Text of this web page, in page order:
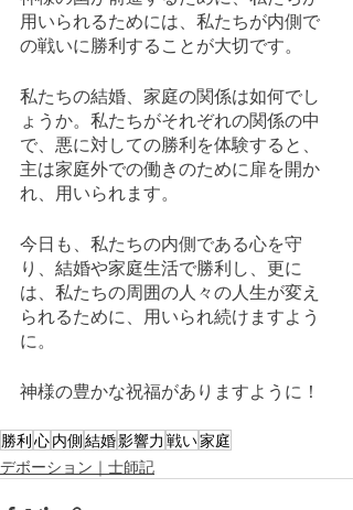
用いられるためには、私たちが内側で
の戦いに勝利することが大切です。
私たちの結婚、家庭の関係は如何でし
ょうか。私たちがそれぞれの関係の中
で、悪に対しての勝利を体験すると、
主は家庭外での働きのために扉を開か
れ、用いられます。
今日も、私たちの内側である心を守
り、結婚や家庭生活で勝利し、更に
は、私たちの周囲の人々の人生が変え
られるために、用いられ続けますよう
に。
神様の豊かな祝福がありますように！
勝利心内側結婚影響力 戦い家庭
デボーション｜士師記